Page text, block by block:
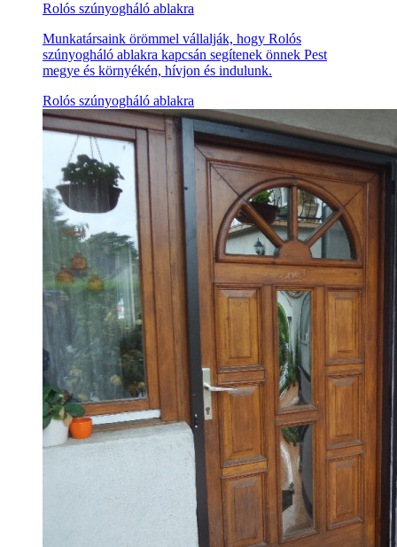
Rolós szúnyogháló ablakra
Munkatársaink örömmel vállalják, hogy Rolós
szúnyogháló ablakra kapcsán segítenek önnek Pest
megye és környékén, hívjon és indulunk.
Rolós szúnyogháló ablakra